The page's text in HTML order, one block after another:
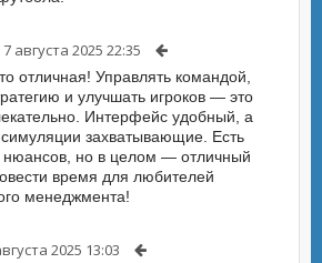
7 августа 2025 22:35
отличная! Управлять командой,
и улучшать игроков — это
Интерфейс удобный, а
захватывающие. Есть
нюансов, но в целом — отличный
время для любителей
менеджмента!
2025 13:03